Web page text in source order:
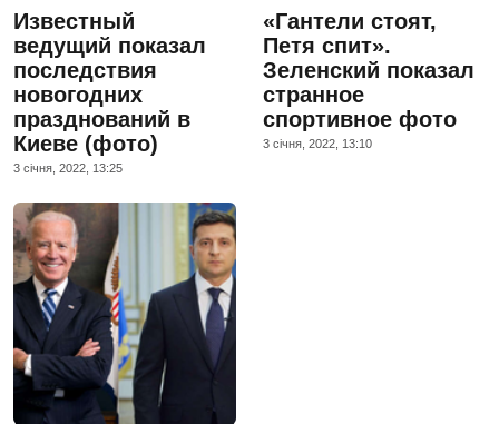
Известный
ведущий показал
последствия
новогодних
празднований в
Киеве (фото)
3 сiчня, 2022, 13:25
«Гантели стоят,
Петя спит».
Зеленский показал
странное
спортивное фото
3 сiчня, 2022, 13:10